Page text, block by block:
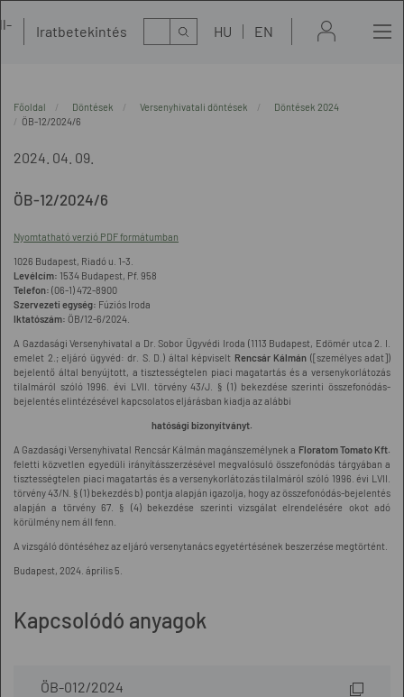
Iratbetekintés Kereső HU EN
Főoldal Döntések Versenyhivatali döntések
Döntések 2024
ÖB-12/2024/6
2024. 04. 09.
ÖB-12/2024/6
Nyomtatható verzió PDF formátumban
1026 Budapest, Riadó u. 1-3.
Levélcím: 1534 Budapest, Pf. 958
Telefon: (06-1) 472-8900
Szervezeti egység: Fúziós Iroda
Iktatószám: ÖB/12-6/2024.
A Gazdasági Versenyhivatal a Dr. Sobor Ügyvédi Iroda (1113 Budapest, Edömér utca 2. I.
emelet 2.; eljáró ügyvéd: dr. S. D.) által képviselt Rencsár Kálmán ([személyes adat])
bejelentő által benyújtott, a tisztességtelen piaci magatartás és a versenykorlátozás
tilalmáról szóló 1996. évi LVII. törvény 43/J. § (1) bekezdése szerinti összefonódás-
bejelentés elintézésével kapcsolatos eljárásban kiadja az alábbi
hatósági bizonyítványt.
A Gazdasági Versenyhivatal Rencsár Kálmán magánszemélynek a Floratom Tomato Kft.
feletti közvetlen egyedüli irányításszerzésével megvalósuló összefonódás tárgyában a
tisztességtelen piaci magatartás és a versenykorlátozás tilalmáról szóló 1996. évi LVII.
törvény 43/N. § (1) bekezdés b) pontja alapján igazolja, hogy az összefonódás-bejelentés
alapján a törvény 67. § (4) bekezdése szerinti vizsgálat elrendelésére okot adó
körülmény nem áll fenn.
A vizsgáló döntéséhez az eljáró versenytanács egyetértésének beszerzése megtörtént.
Budapest, 2024. április 5.
Kapcsolódó anyagok
ÖB-012/2024